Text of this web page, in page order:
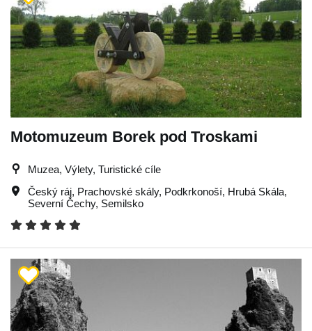
Motomuzeum Borek pod Troskami
Muzea, Výlety, Turistické cíle
Český ráj, Prachovské skály, Podkrkonoší, Hrubá Skála,
Severní Čechy, Semilsko